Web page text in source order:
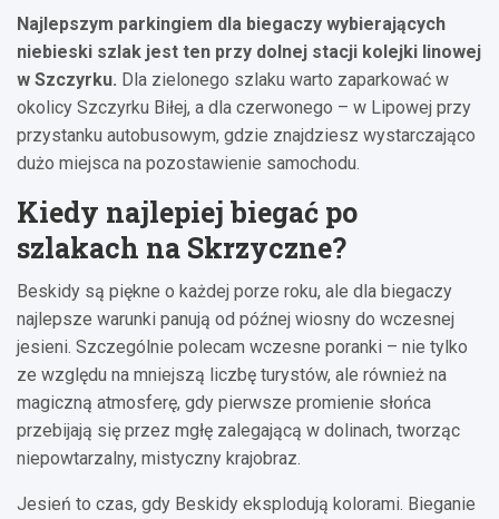
Najlepszym parkingiem dla biegaczy wybierających
niebieski szlak jest ten przy dolnej stacji kolejki linowej
w Szczyrku. Dla zielonego szlaku warto zaparkować w
okolicy Szczyrku Biłej, a dla czerwonego – w Lipowej przy
przystanku autobusowym, gdzie znajdziesz wystarczająco
dużo miejsca na pozostawienie samochodu.
Kiedy najlepiej biegać po
szlakach na Skrzyczne?
Beskidy są piękne o każdej porze roku, ale dla biegaczy
najlepsze warunki panują od późnej wiosny do wczesnej
jesieni. Szczególnie polecam wczesne poranki – nie tylko
ze względu na mniejszą liczbę turystów, ale również na
magiczną atmosferę, gdy pierwsze promienie słońca
przebijają się przez mgłę zalegającą w dolinach, tworząc
niepowtarzalny, mistyczny krajobraz.
Jesień to czas, gdy Beskidy eksplodują kolorami. Bieganie